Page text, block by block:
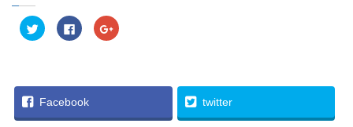
ク
リ
i
t
t
F
a
で
共
有
ク
リ
l
Facebook twitter